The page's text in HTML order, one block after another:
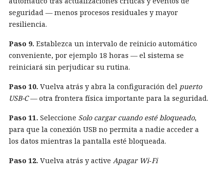
seguridad — menos procesos residuales y mayor
resiliencia.
Paso 9. Establezca un intervalo de reinicio automático
conveniente, por ejemplo 18 horas — el sistema se
reiniciará sin perjudicar su rutina.
Paso 10. Vuelva atrás y abra la configuración del puerto
USB-C— otra frontera física importante para la seguridad.
Paso 11. Seleccione Solo cargar cuando esté bloqueado,
para que la conexión USB no permita a nadie acceder a
los datos mientras la pantalla esté bloqueada.
Paso 12. Vuelva atrás y active Apagar Wi‑Fi